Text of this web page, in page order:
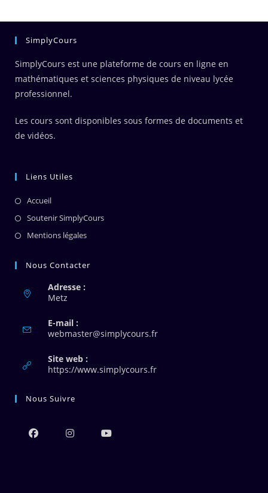
SimplyCours
SimplyCours est une plateforme de cours en ligne en
mathématiques et sciences physiques de niveau lycée
professionnel.
Les cours sont disponibles sous formes de documents et
de vidéos.
Liens Utiles
Accueil
Soutenir SimplyCours
Mentions légales
Nous Contacter
Adresse :
Metz
E-mail :
webmaster@simplycours.frS’ouvre
Site web :
https://www.simplycours.fr
Nous Suivre